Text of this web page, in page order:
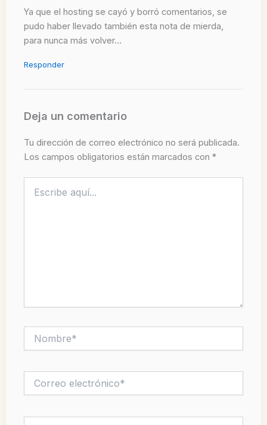
Ya que el hosting se cayó y borró comentarios, se
pudo haber llevado también esta nota de mierda,
para nunca más volver…
Responder
Deja un comentario
Tu dirección de correo electrónico no será publicada.
Los campos obligatorios están marcados con *
aquí...
electrónico*